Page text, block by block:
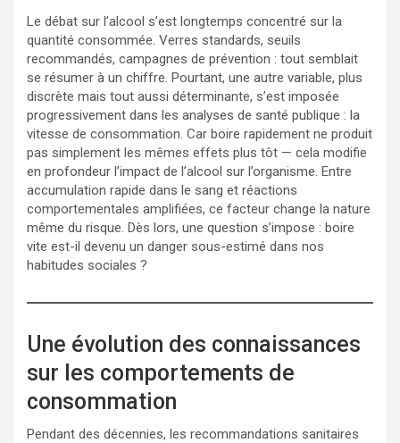
Le débat sur l’alcool s’est longtemps concentré sur la
quantité consommée. Verres standards, seuils
recommandés, campagnes de prévention : tout semblait
se résumer à un chiffre. Pourtant, une autre variable, plus
discrète mais tout aussi déterminante, s’est imposée
progressivement dans les analyses de santé publique : la
vitesse de consommation. Car boire rapidement ne produit
pas simplement les mêmes effets plus tôt — cela modifie
en profondeur l’impact de l’alcool sur l’organisme. Entre
accumulation rapide dans le sang et réactions
comportementales amplifiées, ce facteur change la nature
même du risque. Dès lors, une question s’impose : boire
vite est-il devenu un danger sous-estimé dans nos
habitudes sociales ?
Une évolution des connaissances
sur les comportements de
consommation
Pendant des décennies, les recommandations sanitaires